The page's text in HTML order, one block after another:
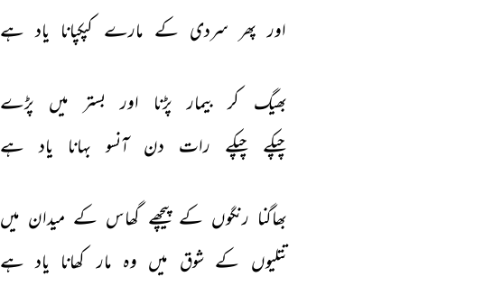
اور پھر سردی کے مارے کپکپانا یاد ہے
بھیگ کر بیمار پڑنا اور بستر میں
پڑے
چپکے چپکے رات دن آنسو بہانا یاد ہے
بھاگنا رنگوں کے پیچھے گھاس کے میدان میں
تتلیوں کے شوق میں وہ مار کھانا یاد ہے